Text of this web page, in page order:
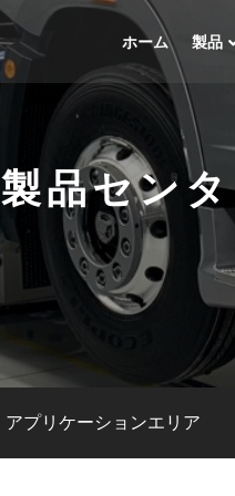
ホーム 製品
製品セン
アプリケーションエリア